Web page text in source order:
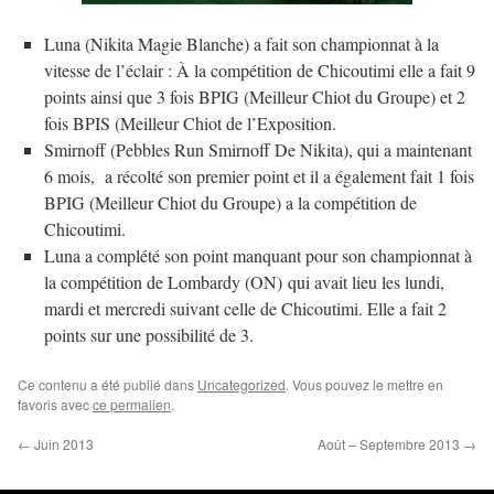
Luna (Nikita Magie Blanche) a fait son championnat à la
vitesse de l’éclair : À la compétition de Chicoutimi elle a fait 9
points ainsi que 3 fois BPIG (Meilleur Chiot du Groupe) et 2
fois BPIS (Meilleur Chiot de l’Exposition.
Smirnoff (Pebbles Run Smirnoff De Nikita), qui a maintenant
6 mois, a récolté son premier point et il a également fait 1 fois
BPIG (Meilleur Chiot du Groupe) a la compétition de
Chicoutimi.
Luna a complété son point manquant pour son championnat à
la compétition de Lombardy (ON) qui avait lieu les lundi,
mardi et mercredi suivant celle de Chicoutimi. Elle a fait 2
points sur une possibilité de 3.
Ce contenu a été publié dans Uncategorized. Vous pouvez le mettre en
favoris avecce permalien.
← Juin 2013 Août – Septembre 2013 →